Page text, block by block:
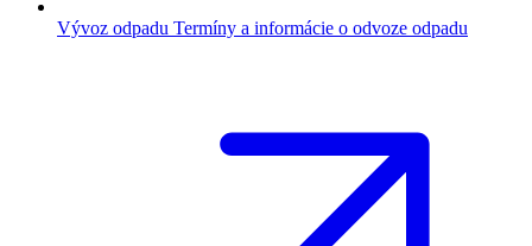
Vývoz odpadu Termíny a informácie o odvoze odpadu